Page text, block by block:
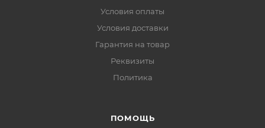
Условия оплаты
Условия доставки
Гарантия на товар
Реквизиты
Политика
ПОМОЩЬ